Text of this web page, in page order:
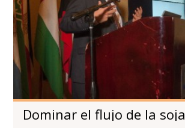
Dominar el flujo de la soja